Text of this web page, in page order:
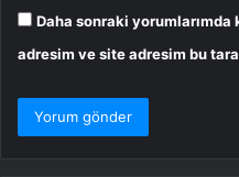
Daha sonraki yorumlarımda
adresim ve site adresim bu